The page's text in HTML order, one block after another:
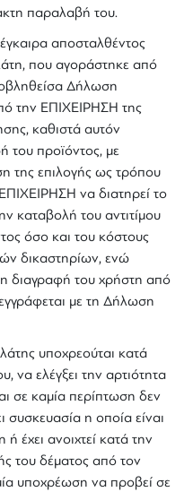
παραλαβή του.
αποσταλθέντος
που αγοράστηκε από
Δήλωση
την ΕΠΙΧΕΙΡΗΣΗ της
καθιστά αυτόν
προϊόντος, με
της επιλογής ως τρόπου
να διατηρεί το
καταβολή του αντιτίμου
όσο και του κόστους
δικαστηρίων, ενώ
διαγραφή του χρήστη από
με τη Δήλωση
υποχρεούται κατά
να ελέγξει την αρτιότητα
σε καμία περίπτωση δεν
η οποία είναι
έχει ανοιχτεί κατά την
του δέματος από τον
υποχρέωση να προβεί σε